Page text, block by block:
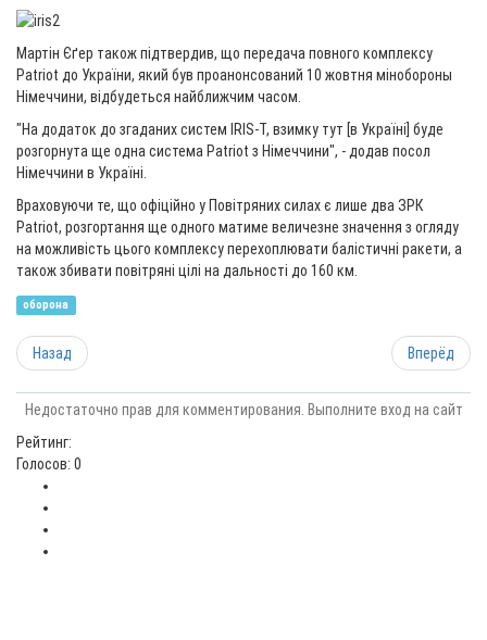
Мартін Єґер також підтвердив, що передача повного комплексу
Patriot до України, який був проанонсований 10 жовтня мінобороны
Німеччини, відбудеться найближчим часом.
"На додаток до згаданих систем IRIS-T, взимку тут [в Україні] буде
розгорнута ще одна система Patriot з Німеччини", - додав посол
Німеччини в Україні.
Враховуючи те, що офіційно у Повітряних силах є лише два ЗРК
Patriot, розгортання ще одного матиме величезне значення з огляду
на можливість цього комплексу перехоплювати балістичні ракети, а
також збивати повітряні цілі на дальності до 160 км.
оборона
Назад Вперёд
Недостаточно прав для комментирования. Выполните вход на сайт
Рейтинг:
Голосов: 0